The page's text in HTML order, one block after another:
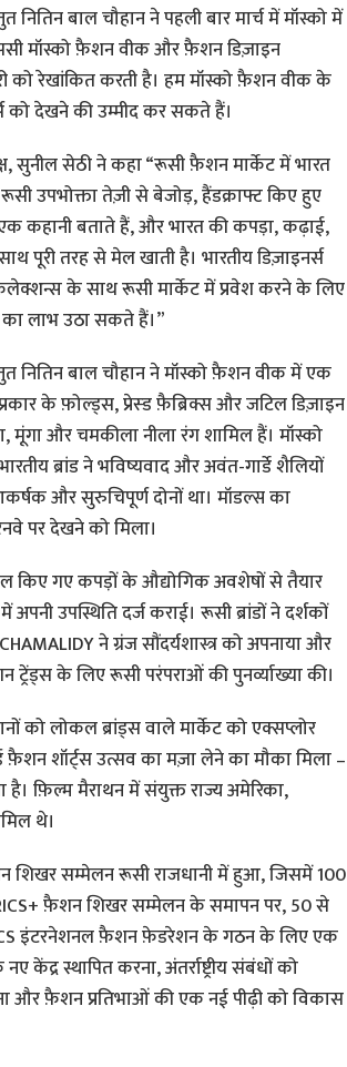
बाल चौहान ने पहली बार मार्च में मॉस्को में
मॉस्को फ़ैशन वीक और फ़ैशन डिज़ाइन
रेखांकित करती है। हम मॉस्को फ़ैशन वीक के
को देखने की उम्मीद कर सकते हैं।
सेठी ने कहा “रूसी फ़ैशन मार्केट में भारत
उपभोक्ता तेज़ी से बेजोड़, हैंडक्राफ्ट किए हुए
कहानी बताते हैं, और भारत की कपड़ा, कढ़ाई,
पूरी तरह से मेल खाती है। भारतीय डिज़ाइनर्स
के साथ रूसी मार्केट में प्रवेश करने के लिए
लाभ उठा सकते हैं।”
नितिन बाल चौहान ने मॉस्को फ़ैशन वीक में एक
के फ़ोल्ड्स, प्रेस्ड फ़ैब्रिक्स और जटिल डिज़ाइन
मूंगा और चमकीला नीला रंग शामिल हैं। मॉस्को
ब्रांड ने भविष्यवाद और अवंत-गार्डे शैलियों
और सुरुचिपूर्ण दोनों था। मॉडल्स का
पर देखने को मिला।
किए गए कपड़ों के औद्योगिक अवशेषों से तैयार
उपस्थिति दर्ज कराई। रूसी ब्रांडों ने दर्शकों
ने ग्रंज सौंदर्यशास्त्र को अपनाया और
के लिए रूसी परंपराओं की पुनर्व्याख्या की।
को लोकल ब्रांड्स वाले मार्केट को एक्सप्लोर
शॉर्ट्स उत्सव का मज़ा लेने का मौका मिला –
फ़िल्म मैराथन में संयुक्त राज्य अमेरिका,
थे।
शिखर सम्मेलन रूसी राजधानी में हुआ, जिसमें 100
फ़ैशन शिखर सम्मेलन के समापन पर, 50 से
इंटरनेशनल फ़ैशन फ़ेडरेशन के गठन के लिए एक
केंद्र स्थापित करना, अंतर्राष्ट्रीय संबंधों को
और फ़ैशन प्रतिभाओं की एक नई पीढ़ी को विकास